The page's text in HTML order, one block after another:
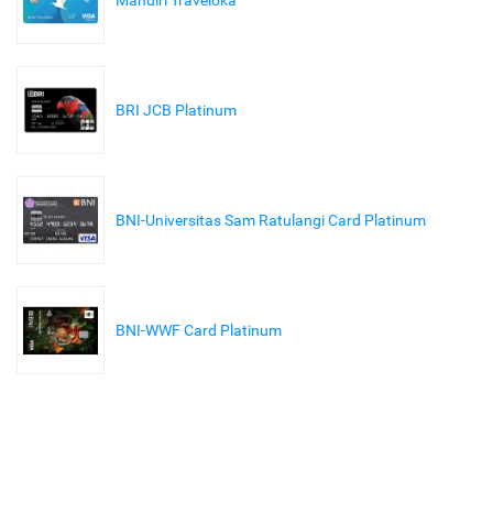
BRI JCB Platinum
BNI-Universitas Sam Ratulangi Card Platinum
BNI-WWF Card Platinum